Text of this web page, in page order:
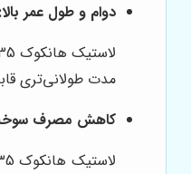
دوام و طول عمر بالا:
مدت طولانی‌تری
کاهش مصرف